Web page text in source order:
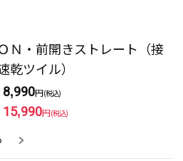
Ｎ・前開きストレート（接
乾ツイル）
8,990円(税込)
15,990円(税込)